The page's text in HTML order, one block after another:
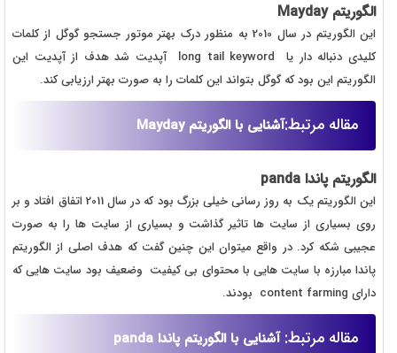
الگوریتم Mayday
این الگوریتم در سال 2010 به منظور درک بهتر موتور جستجو گوگل از کلمات
کلیدی دنباله دار یا long tail keyword آپدیت شد هدف از آپدیت این
الگوریتم این بود که گوگل بتواند این کلمات را به صورت بهتر ارزیابی کند.
مقاله مرتبط:آشنایی با الگوریتم Mayday
الگوریتم پاندا panda
این الگوریتم یک به روز رسانی خیلی بزرگ بود که در سال 2011 اتفاق افتاد و بر
روی بسیاری از سایت ها تاثیر گذاشت و بسیاری از سایت ها را به صورت
عجیبی شکه کرد. در واقع میتوان این چنین گفت که هدف اصلی از الگوریتم
پاندا مبارزه با سایت هایی با محتوای بی کیفیت وضعیف بود سایت هایی که
دارای content farming بودند.
مقاله مرتبط:آشنایی با الگوریتم پاندا panda